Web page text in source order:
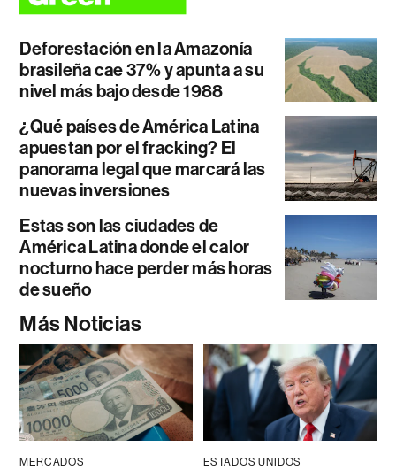
Deforestación en la Amazonía
brasileña cae 37% y apunta a su
nivel más bajo desde 1988
¿Qué países de América Latina
apuestan por el fracking? El
panorama legal que marcará las
nuevas inversiones
Estas son las ciudades de
América Latina donde el calor
nocturno hace perder más horas
de sueño
Más Noticias
MERCADOS ESTADOS UNIDOS